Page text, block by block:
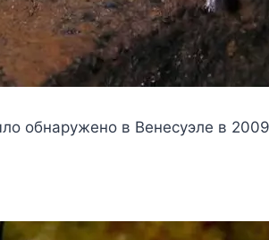
обнаружено в Венесуэле в